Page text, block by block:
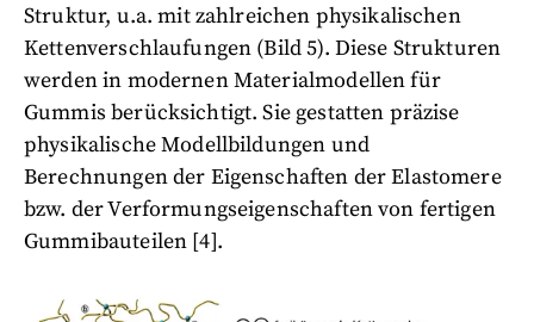
Struktur, u.a. mit zahlreichen physikalischen
Kettenverschlaufungen (Bild 5). Diese Strukturen
werden in modernen Materialmodellen für
Gummis berücksichtigt. Sie gestatten präzise
physikalische Modellbildungen und
Berechnungen der Eigenschaften der Elastomere
bzw. der Verformungseigenschaften von fertigen
Gummibauteilen [4].